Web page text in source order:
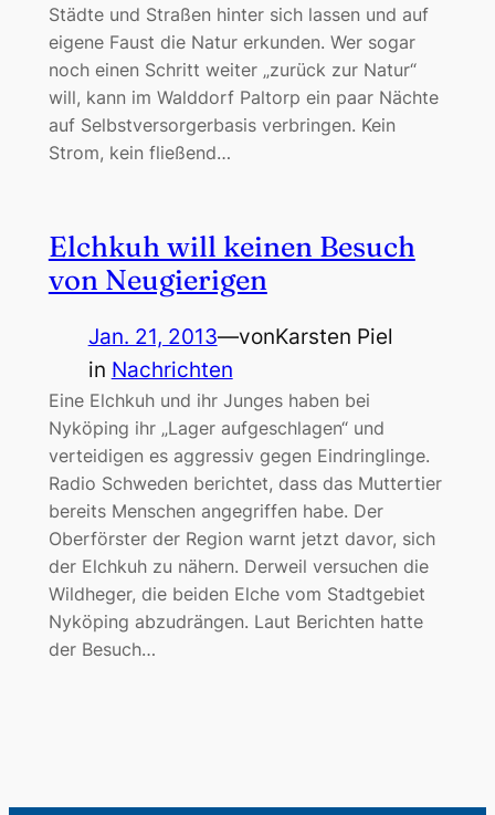
Städte und Straßen hinter sich lassen und auf
eigene Faust die Natur erkunden. Wer sogar
noch einen Schritt weiter „zurück zur Natur“
will, kann im Walddorf Paltorp ein paar Nächte
auf Selbstversorgerbasis verbringen. Kein
Strom, kein fließend…
Elchkuh will keinen Besuch
von Neugierigen
Jan. 21, 2013—vonKarsten Piel
in Nachrichten
Eine Elchkuh und ihr Junges haben bei
Nyköping ihr „Lager aufgeschlagen“ und
verteidigen es aggressiv gegen Eindringlinge.
Radio Schweden berichtet, dass das Muttertier
bereits Menschen angegriffen habe. Der
Oberförster der Region warnt jetzt davor, sich
der Elchkuh zu nähern. Derweil versuchen die
Wildheger, die beiden Elche vom Stadtgebiet
Nyköping abzudrängen. Laut Berichten hatte
der Besuch…